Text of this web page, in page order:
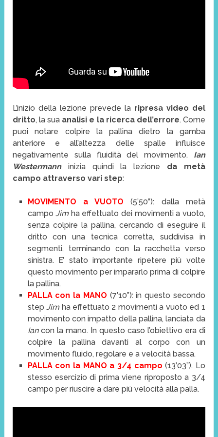
L’inizio della lezione prevede laripresa video del
dritto, la sua analisi e la ricerca dell’errore. Come
puoi notare colpire la pallina dietro la gamba
anteriore e all’altezza delle spalle influisce
negativamente sulla fluidità del movimento. Ian
Westermanninizia quindi la lezione da metà
campo attraverso vari step:
MOVIMENTO a VUOTO (5’50”): dalla metà
campoJimha effettuato dei movimenti a vuoto,
senza colpire la pallina, cercando di eseguire il
dritto con una tecnica corretta, suddivisa in
segmenti, terminando con la racchetta verso
sinistra. E’ stato importante ripetere più volte
questo movimento per impararlo prima di colpire
la pallina.
PALLA con la MANO (7’10”): in questo secondo
stepJimha effettuato 2 movimenti a vuoto ed 1
movimento con impatto della pallina, lanciata da
Iancon la mano. In questo caso l’obiettivo era di
colpire la pallina davanti al corpo con un
movimento fluido, regolare e a velocità bassa.
PALLA con la MANO a 3/4 campo (13’03”). Lo
stesso esercizio di prima viene riproposto a 3/4
campo per riuscire a dare più velocità alla palla.